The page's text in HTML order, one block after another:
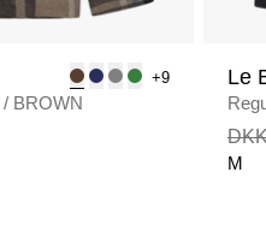
+9
/ BROWN
Le
M